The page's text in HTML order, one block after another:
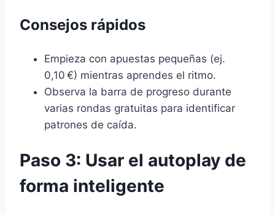
Consejos rápidos
Empieza con apuestas pequeñas (ej.
0,10 €) mientras aprendes el ritmo.
Observa la barra de progreso durante
varias rondas gratuitas para identificar
patrones de caída.
Paso 3: Usar el autoplay de
forma inteligente